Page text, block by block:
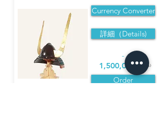
Currency Converter
詳細（Details)
-
1,500,000 円（税込）
Order